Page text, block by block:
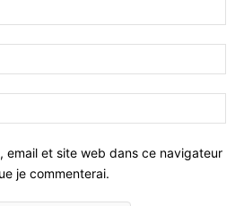
email et site web dans ce navigateur
je commenterai.